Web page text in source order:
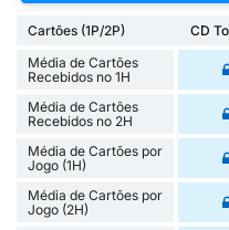
Cartões (1P/2P) CD
Média de Cartões
Recebidos no 1H
Média de Cartões
Recebidos no 2H
Média de Cartões por
Jogo (1H)
Média de Cartões por
Jogo (2H)